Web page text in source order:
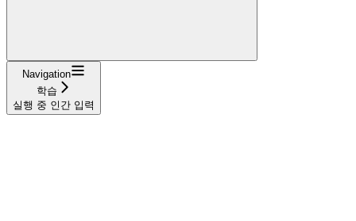
Navigation
학습
실행 중 인간 입력